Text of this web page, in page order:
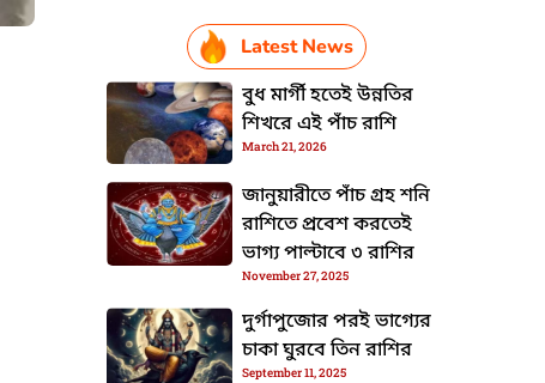
HTML / JS Code
Latest News
বুধ মার্গী হতেই উন্নতির
শিখরে এই পাঁচ রাশি
March 21, 2026
জানুয়ারীতে পাঁচ গ্রহ শনি
রাশিতে প্রবেশ করতেই
ভাগ্য পাল্টাবে ৩ রাশির
November 27, 2025
দুর্গাপুজোর পরই ভাগ্যের
চাকা ঘুরবে তিন রাশির
September 11, 2025